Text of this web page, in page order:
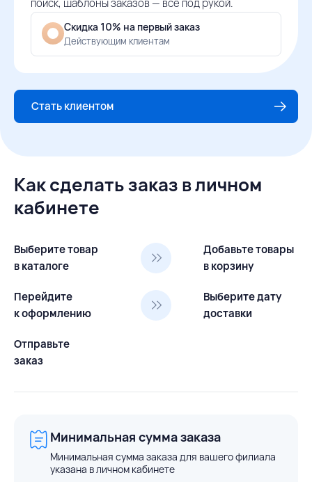
поиск, шаблоны заказов — всё под рукой.
Скидка 10% на первый заказ
Действующим клиентам
Стать клиентом
Как сделать заказ в личном
кабинете
Выберите товар
в каталоге
Добавьте товары
в корзину
Перейдите
к оформлению
Выберите дату
доставки
Отправьте
заказ
Минимальная сумма заказа
Минимальная сумма заказа для вашего филиала
указана в личном кабинете